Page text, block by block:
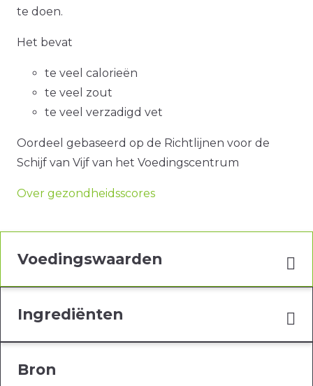
te doen.
Het bevat
te veel calorieën
te veel zout
te veel verzadigd vet
Oordeel gebaseerd op de Richtlijnen voor de
Schijf van Vijf van het Voedingscentrum
Over gezondheidsscores
Voedingswaarden
Ingrediënten
Bron